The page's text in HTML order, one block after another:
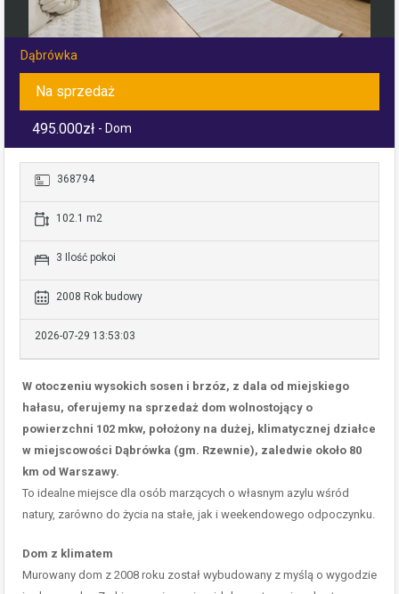
Dąbrówka
Na sprzedaż
495.000zł - Dom
368794
102.1 m2
3 Ilość pokoi
2008 Rok budowy
2026-07-29 13:53:03
W otoczeniu wysokich sosen i brzóz, z dala od miejskiego
hałasu, oferujemy na sprzedaż dom wolnostojący o
powierzchni 102 mkw, położony na dużej, klimatycznej działce
w miejscowości Dąbrówka (gm. Rzewnie), zaledwie około 80
km od Warszawy.
To idealne miejsce dla osób marzących o własnym azylu wśród
natury, zarówno do życia na stałe, jak i weekendowego odpoczynku.
Dom z klimatem
Murowany dom z 2008 roku został wybudowany z myślą o wygodzie